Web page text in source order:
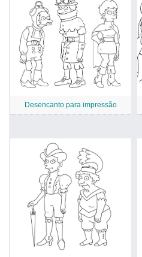
Desencanto para impressão